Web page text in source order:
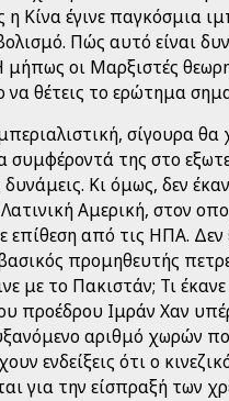
Κίνα έγινε παγκόσμια
Πώς αυτό είναι
οι Μαρξιστές
να θέτεις το ερώτημα
σίγουρα
συμφέροντά της στο
δυνάμεις. Κι όμως, δεν
Αμερική, στον
επίθεση από τις ΗΠΑ.
προμηθευτής
με το Πακιστάν; Τι
προέδρου Ιμράν Χαν
αριθμό χωρών
ενδείξεις ότι ο
για την είσπραξή των